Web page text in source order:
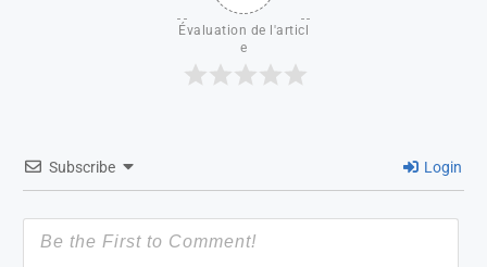
Évaluation de l'articl
e
Subscribe Login